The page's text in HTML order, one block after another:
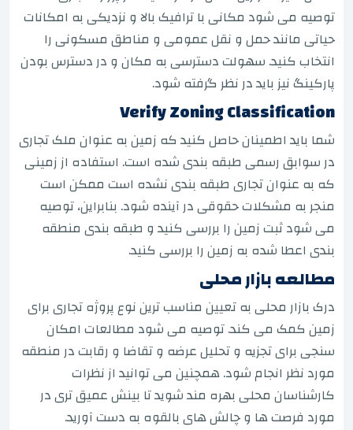
توصیه می شود مکانی با ترافیک بالا و نزدیکی به امکانات
حیاتی مانند حمل و نقل عمومی و مناطق مسکونی را
انتخاب کنید. سهولت دسترسی به مکان و در دسترس بودن
پارکینگ نیز باید در نظر گرفته شود.
Verify Zoning Classification
شما باید اطمینان حاصل کنید که زمین به عنوان ملک تجاری
در سوابق رسمی طبقه بندی شده است. استفاده از زمینی
که به عنوان تجاری طبقه بندی نشده است ممکن است
منجر به مشکلات حقوقی در آینده شود. بنابراین، توصیه
می شود ثبت زمین را بررسی کنید و طبقه بندی منطقه
بندی اعطا شده به زمین را بررسی کنید.
مطالعه بازار محلی
درک بازار محلی به تعیین مناسب ترین نوع پروژه تجاری برای
زمین کمک می کند. توصیه می شود مطالعات امکان
سنجی برای تجزیه و تحلیل عرضه و تقاضا و رقابت در منطقه
مورد نظر انجام شود. همچنین می توانید از نظرات
کارشناسان محلی بهره مند شوید تا بینش عمیق تری در
مورد فرصت ها و چالش های بالقوه به دست آورید.